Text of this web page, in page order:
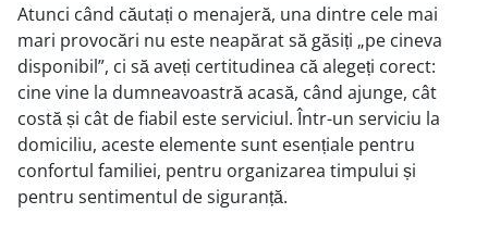
Atunci când căutați o menajeră, una dintre cele mai
mari provocări nu este neapărat să găsiți „pe cineva
disponibil”, ci să aveți certitudinea că alegeți corect:
cine vine la dumneavoastră acasă, când ajunge, cât
costă și cât de fiabil este serviciul. Într-un serviciu la
domiciliu, aceste elemente sunt esențiale pentru
confortul familiei, pentru organizarea timpului și
pentru sentimentul de siguranță.